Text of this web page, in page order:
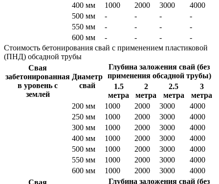
400 мм
1000 2000 3000
4000
500 мм
- - -
-
550 мм
- - -
-
600 мм
- - -
-
Стоимость бетонирования свай c применением пластиковой
(ПНД) обсадной трубы
Свая
забетонированная
в уровень с
землей
Диаметр
свай
Глубина заложения свай (без
применения обсадной трубы)
1.5
метра
2
метра
2.5
метра
3
метра
200 мм
1000 2000 3000
4000
250 мм
1000 2000 3000
4000
300 мм
1000 2000 3000
4000
400 мм
1000 2000 3000
4000
500 мм
1000 2000 3000
4000
550 мм
1000 2000 3000
4000
600 мм
1000 2000 3000
4000
Свая
Глубина заложения свай (без